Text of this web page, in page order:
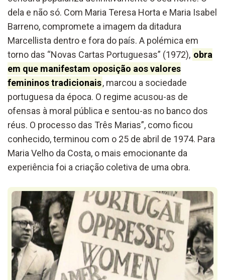
dela e não só. Com Maria Teresa Horta e Maria Isabel
Barreno, compromete a imagem da ditadura
Marcellista dentro e fora do país. A polémica em
torno das “Novas Cartas Portuguesas” (1972), obra
em que manifestam oposição aos valores
femininos tradicionais, marcou a sociedade
portuguesa da época. O regime acusou-as de
ofensas à moral pública e sentou-as no banco dos
réus. O processo das Três Marias”, como ficou
conhecido, terminou com o 25 de abril de 1974. Para
Maria Velho da Costa, o mais emocionante da
experiência foi a criação coletiva de uma obra.